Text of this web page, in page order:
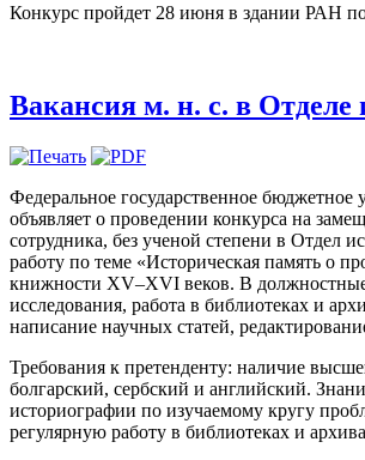
Конкурс пройдет 28 июня в здании РАН
Вакансия м. н. с. в Отделе
Федеральное государственное
объявляет о проведении конкурса на
сотрудника, без ученой степени в Отдел
работу по теме «Историческая память о
книжности XV–XVI веков. В
исследования, работа в библиотеках и
написание научных статей,
Требования к претенденту: наличие
болгарский, сербский и английский.
историографии по изучаемому кругу
регулярную работу в библиотеках и